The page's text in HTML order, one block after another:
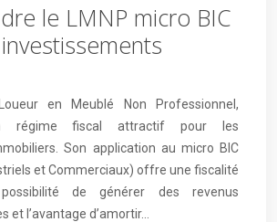
le LMNP micro BIC
en Meublé Non Professionnel,
régime fiscal attractif pour les
Son application au micro BIC
et Commerciaux) offre une fiscalité
de générer des revenus
et l’avantage d’amortir…